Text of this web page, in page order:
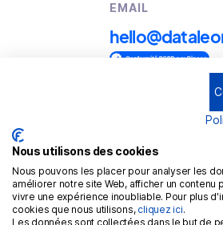
EMAIL
Conditions générales
Mention légales
Politique de
Politique de
Nous utilisons des cookies
Nous pouvons les placer pour analyser les
améliorer notre site Web, afficher un contenu
vivre une expérience inoubliable. Pour plus
cookies que nous utilisons, cliquez ici.
Les données sont collectées dans le but de